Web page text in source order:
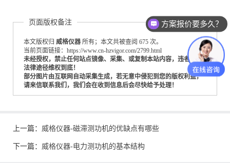
页面版权备注
本文版权归 威格仪器 所有；本文共被查阅 675 次。
当前页面链接：https://www.cn-hzvigor.com/2799.html
未经授权，禁止任何站点镜像、采集、或复制本站内容，违者通过
法律途径维权到底！
部分图片由互联网自动采集生成，若无意中侵犯到您的版权利益，
请来信联系我们，我们会在收到信息后会尽快给予处理！
上一篇： 威格仪器-磁滞测功机的优缺点有哪些
下一篇： 威格仪器-电力测功机的基本结构
方案报价要多久？